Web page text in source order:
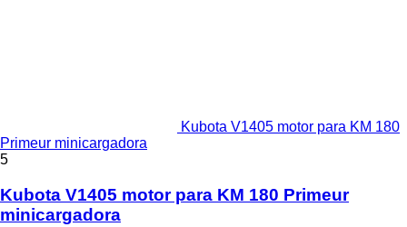
Kubota V1405 motor para KM 180
Primeur minicargadora
5
Kubota V1405 motor para KM 180 Primeur
minicargadora